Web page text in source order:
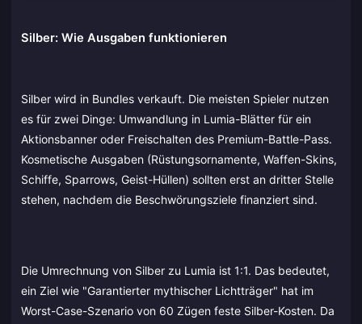
Silber: Wie Ausgaben funktionieren
Silber wird in Bundles verkauft. Die meisten Spieler nutzen
es für zwei Dinge: Umwandlung in Lumia-Blätter für ein
Aktionsbanner oder Freischalten des Premium-Battle-Pass.
Kosmetische Ausgaben (Rüstungsornamente, Waffen-Skins,
Schiffe, Sparrows, Geist-Hüllen) sollten erst an dritter Stelle
stehen, nachdem die Beschwörungsziele finanziert sind.
Die Umrechnung von Silber zu Lumia ist 1:1. Das bedeutet,
ein Ziel wie "Garantierter mythischer Lichtträger" hat im
Worst-Case-Szenario von 60 Zügen feste Silber-Kosten. Da